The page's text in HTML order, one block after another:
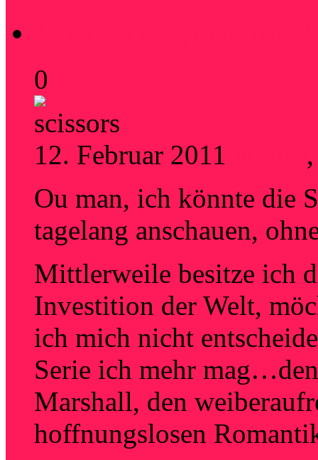
0
12. Februar 2011
Ou man, ich könnte die
tagelang anschauen,
Mittlerweile besitze ich
Investition der Welt,
ich mich nicht
Serie ich mehr
Marshall, den
hoffnungslosen